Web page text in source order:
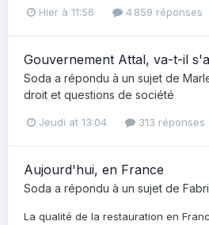
Hier à 11:56 4 859 réponses
Gouvernement Attal, va-t-il
Soda a répondu à un sujet de
droit et questions de société
Jeudi at 13:04 313 réponses
Aujourd'hui, en France
Soda a répondu à un sujet de
La qualité de la restauration en